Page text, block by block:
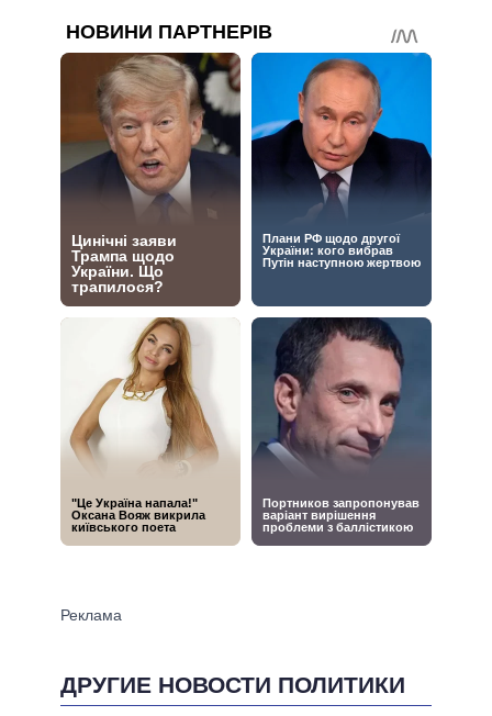
ДРУГИЕ НОВОСТИ ПОЛИТИКИ